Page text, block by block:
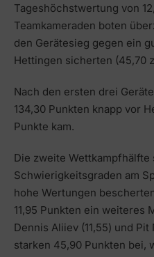
Tageshöchstwertung von
Teamkameraden boten
den Gerätesieg gegen ein
Hettingen sicherten (45,70
Nach den ersten drei
134,30 Punkten knapp vor
Punkte kam.
Die zweite Wettkampfhälfte
Schwierigkeitsgraden am
hohe Wertungen
11,95 Punkten ein weiteres
Dennis Aliiev (11,55) und Pit
starken 45,90 Punkten bei,